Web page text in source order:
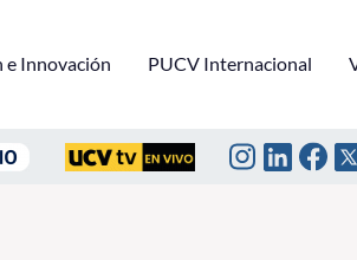
e Innovación PUCV Internacional